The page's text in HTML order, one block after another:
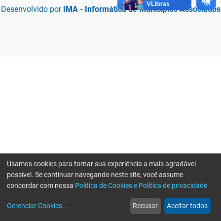
Desenvolvido por IMA - Informática de Municípios Associados
web
Notícias
more_horiz
Mais
Usamos cookies para tornar sua experiência a mais agradável
possível. Se continuar navegando neste site, você assume
concordar com nossa Política de Cookies e Política de privacidade
Gerenciar Cookies... Recusar Aceitar todos
Erro ao enviar informações, por favor tente novamente